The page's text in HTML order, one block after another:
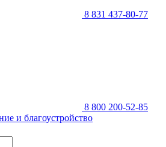
8 831 437-80-77
8 800 200-52-85
и благоустройство